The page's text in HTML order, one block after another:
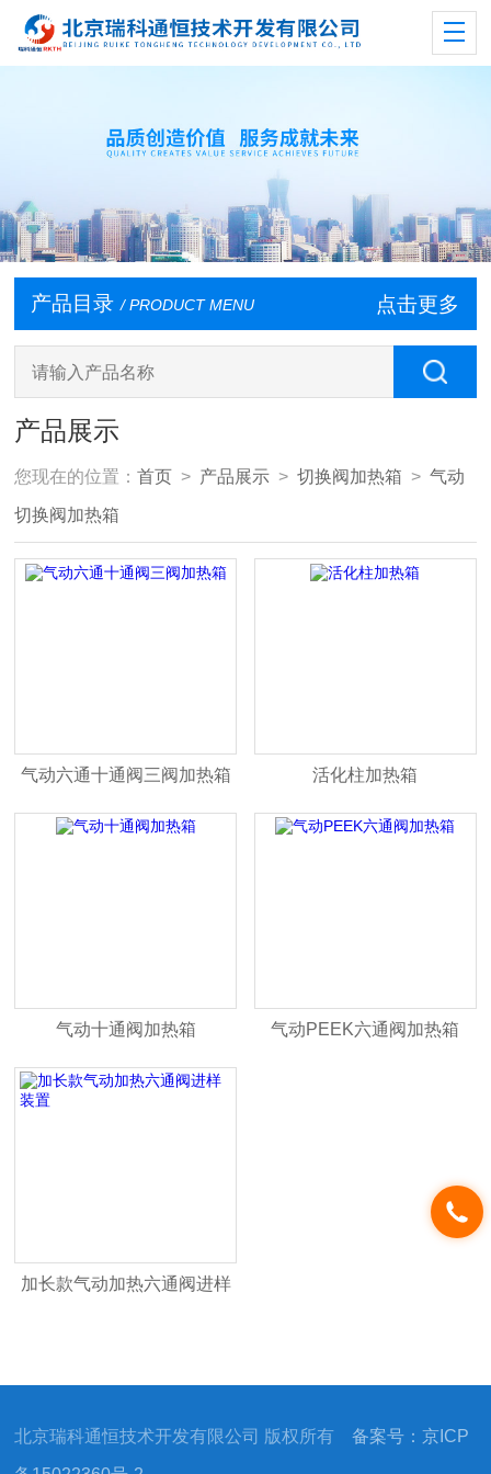
产品目录 / PRODUCT MENU 点击更多
产品展示
您现在的位置：首页 > 产品展示 >切换阀加热箱 >气动
切换阀加热箱
气动六通十通阀三阀加热箱 活化柱加热箱
气动十通阀加热箱 气动PEEK六通阀加热箱
加长款气动加热六通阀进样
北京瑞科通恒技术开发有限公司 版权所有备案号：京ICP